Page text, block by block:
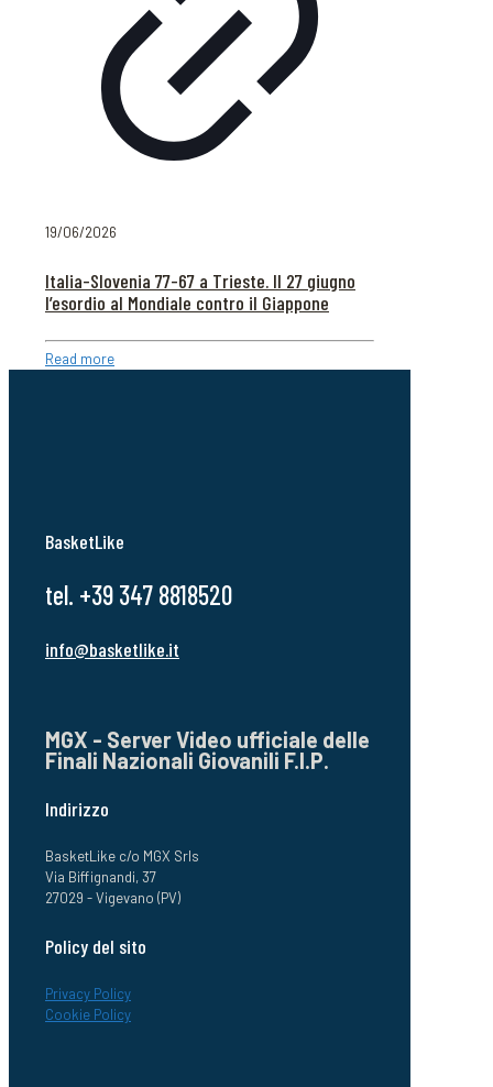
19/06/2026
Italia-Slovenia 77-67 a Trieste. Il 27 giugno
l’esordio al Mondiale contro il Giappone
Read more
BasketLike
tel. +39 347 8818520
info@basketlike.it
MGX - Server Video ufficiale delle
Finali Nazionali Giovanili F.I.P.
Indirizzo
BasketLike c/o MGX Srls
Via Biffignandi, 37
27029 - Vigevano (PV)
Policy del sito
Privacy Policy
Cookie Policy